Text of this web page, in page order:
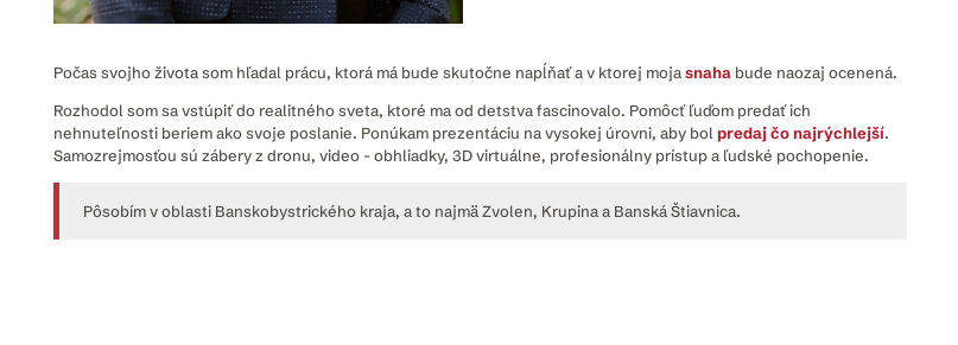
Počas svojho života som hľadal prácu, ktorá má bude skutočne napĺňať a v ktorej mojasnaha bude naozaj ocenená.
Rozhodol som sa vstúpiť do realitného sveta, ktoré ma od detstva fascinovalo. Pomôcť ľuďom predať ich
nehnuteľnosti beriem ako svoje poslanie. Ponúkam prezentáciu na vysokej úrovni, aby bolpredaj čo najrýchlejší.
Samozrejmosťou sú zábery z dronu, video - obhliadky, 3D virtuálne, profesionálny prístup a ľudské pochopenie.
Pôsobím v oblasti Banskobystrického kraja, a to najmä Zvolen, Krupina a Banská Štiavnica.